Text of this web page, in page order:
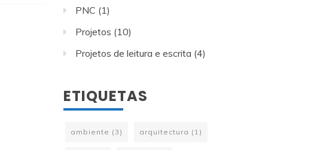
PNC (1)
Projetos (10)
Projetos de leitura e escrita (4)
ETIQUETAS
ambiente (3) arquitectura (1)